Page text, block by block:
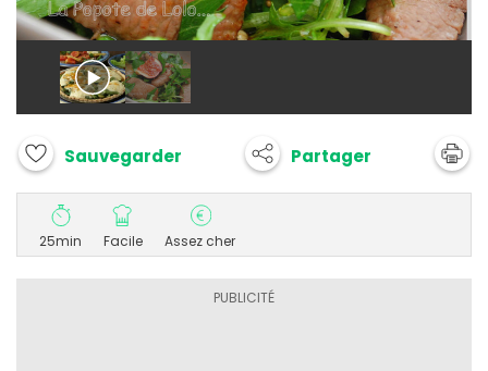
Sauvegarder Partager
25min Facile Assez cher